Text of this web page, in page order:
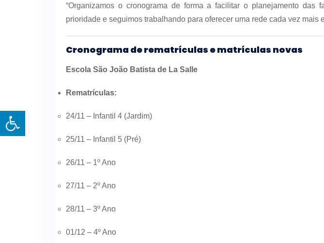
Open toolbar
“Organizamos o cronograma de forma a facilitar o planejamento
prioridade e seguimos trabalhando para oferecer uma rede cada vez mais
Cronograma de rematrículas e matrículas novas
Escola São João Batista de La Salle
Rematrículas:
24/11 – Infantil 4 (Jardim)
25/11 – Infantil 5 (Pré)
26/11 – 1º Ano
27/11 – 2º Ano
28/11 – 3º Ano
01/12 – 4º Ano